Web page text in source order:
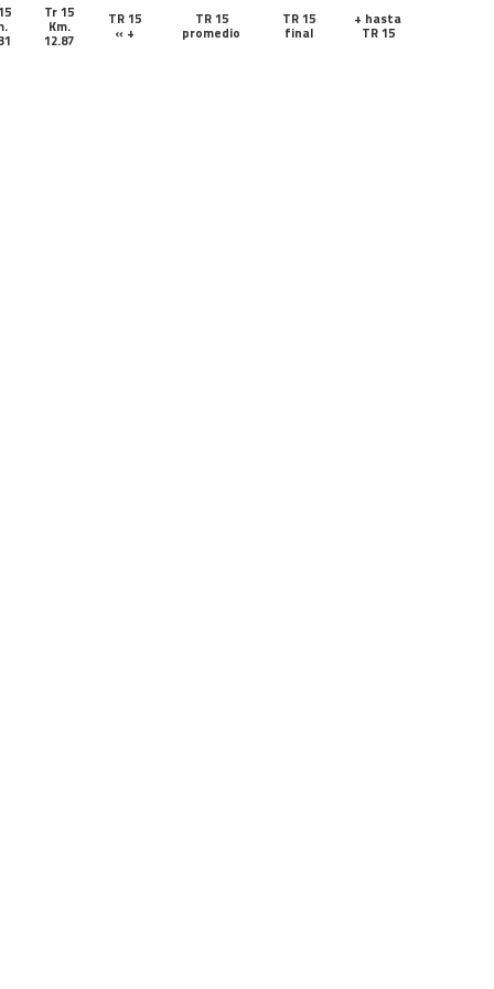
Tr 15
Km.
12.87
TR 15
« +
TR 15
promedio
TR 15
final
+ hasta
TR 15